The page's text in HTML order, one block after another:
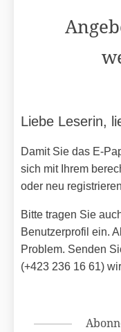
Liebe Leserin,
Damit Sie das E-
sich mit Ihrem
oder neu
Bitte tragen Sie
Benutzerprofil ein.
Problem. Senden
(+423 236 16 61)